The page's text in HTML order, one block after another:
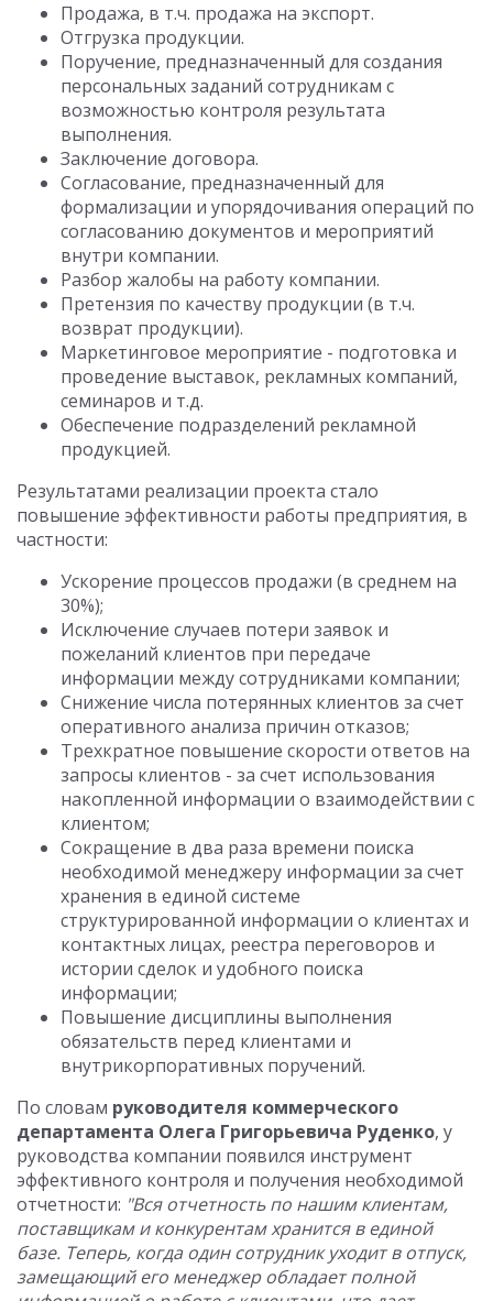
Продажа, в т.ч. продажа на экспорт.
Отгрузка продукции.
Поручение, предназначенный для создания
персональных заданий сотрудникам с
возможностью контроля результата
выполнения.
Заключение договора.
Согласование, предназначенный для
формализации и упорядочивания операций по
согласованию документов и мероприятий
внутри компании.
Разбор жалобы на работу компании.
Претензия по качеству продукции (в т.ч.
возврат продукции).
Маркетинговое мероприятие - подготовка и
проведение выставок, рекламных компаний,
семинаров и т.д.
Обеспечение подразделений рекламной
продукцией.
Результатами реализации проекта стало
повышение эффективности работы предприятия, в
частности:
Ускорение процессов продажи (в среднем на
30%);
Исключение случаев потери заявок и
пожеланий клиентов при передаче
информации между сотрудниками компании;
Снижение числа потерянных клиентов за счет
оперативного анализа причин отказов;
Трехкратное повышение скорости ответов на
запросы клиентов - за счет использования
накопленной информации о взаимодействии с
клиентом;
Сокращение в два раза времени поиска
необходимой менеджеру информации за счет
хранения в единой системе
структурированной информации о клиентах и
контактных лицах, реестра переговоров и
истории сделок и удобного поиска
информации;
Повышение дисциплины выполнения
обязательств перед клиентами и
внутрикорпоративных поручений.
По словам руководителя коммерческого
департамента Олега Григорьевича Руденко, у
руководства компании появился инструмент
эффективного контроля и получения необходимой
отчетности: "Вся отчетность по нашим клиентам,
поставщикам и конкурентам хранится в единой
базе. Теперь, когда один сотрудник уходит в отпуск,
замещающий его менеджер обладает полной